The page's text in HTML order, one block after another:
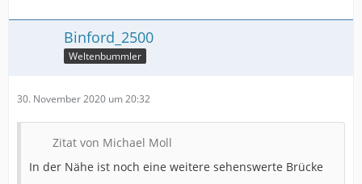
Binford_2500
Weltenbummler
30. November 2020 um 20:32
Zitat von Michael Moll
In der Nähe ist noch eine weitere sehenswerte Brücke